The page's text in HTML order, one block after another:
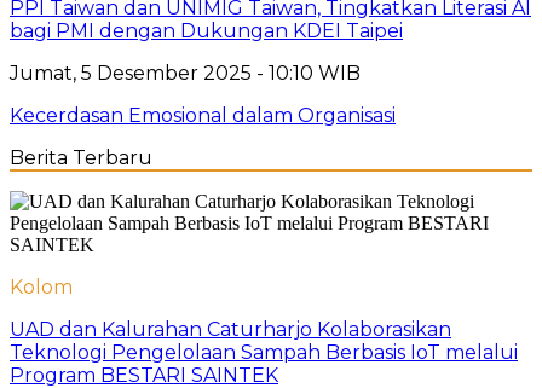
PPI Taiwan dan UNIMIG Taiwan, Tingkatkan Literasi AI
bagi PMI dengan Dukungan KDEI Taipei
Jumat, 5 Desember 2025 - 10:10 WIB
Kecerdasan Emosional dalam Organisasi
Berita Terbaru
Kolom
UAD dan Kalurahan Caturharjo Kolaborasikan
Teknologi Pengelolaan Sampah Berbasis IoT melalui
Program BESTARI SAINTEK